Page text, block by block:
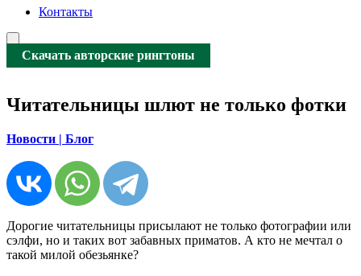
Контакты
Скачать авторские рингтоны
Читательницы шлют не только фотки
Новости | Блог
Дорогие читательницы присылают не только фотографии или
сэлфи, но и таких вот забавных приматов. А кто не мечтал о
такой милой обезьянке?